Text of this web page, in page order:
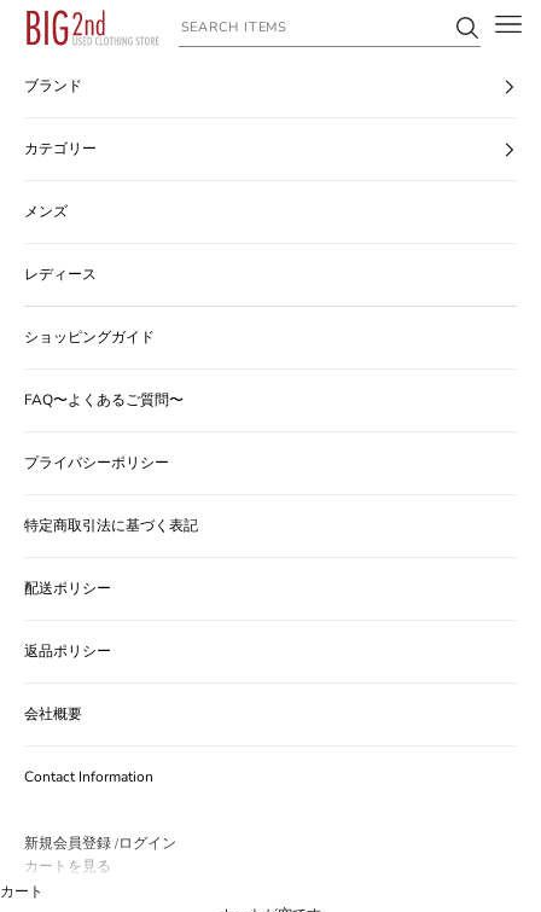
コンテンツへスキップ
ヴィンテージ古着のオンライン通販なら【公式】古着屋BIG2nd
ブランド
カテゴリー
メンズ
レディース
ショッピングガイド
FAQ〜よくあるご質問〜
プライバシーポリシー
特定商取引法に基づく表記
配送ポリシー
返品ポリシー
会社概要
Contact Information
新規会員登録 /ログイン
カートを見る
カート